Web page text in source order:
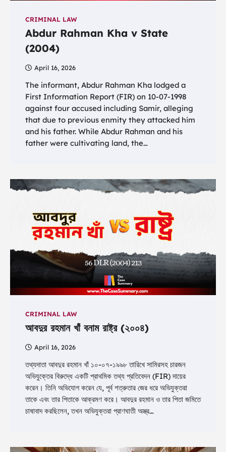
CRIMINAL LAW
Abdur Rahman Kha v State
(2004)
April 16, 2026
The informant, Abdur Rahman Kha lodged a
First Information Report (FIR) on 10-07-1998
against four accused including Samir, alleging
that due to previous enmity they attacked him
and his father. While Abdur Rahman and his
father were cultivating land, the…
CRIMINAL LAW
আবদুর রহমান খাঁ বনাম রাষ্ট্র (২০০৪)
April 16, 2026
তথ্যদাতা আবদুর রহমান খাঁ ১০-০৭-১৯৯৮ তারিখে সামিরসহ চারজন
অভিযুক্তের বিরুদ্ধে একটি প্রাথমিক তথ্য প্রতিবেদন (FIR) দায়ের
করেন। তিনি অভিযোগ করেন যে, পূর্ব শত্রুতার জের ধরে অভিযুক্তরা
তাকে এবং তার পিতাকে আক্রমণ করে। আবদুর রহমান ও তার পিতা জমিতে
চাষাবাদ করছিলেন, তখন অভিযুক্তরা প্রাণঘাতী অস্ত্র…